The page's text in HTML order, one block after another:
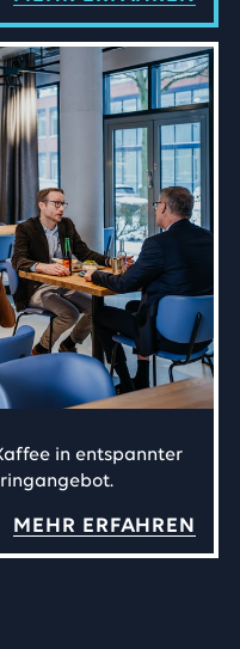
in entspannter
MEHR ERFAHREN